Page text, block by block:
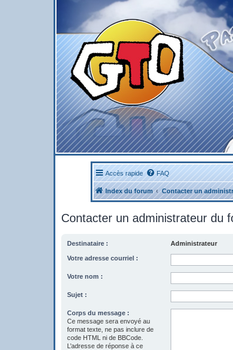
Accès rapide FAQ
Index du forum Contacter un
Contacter un administrateur du
Destinataire : Administrateur
Votre adresse courriel :
Votre nom :
Sujet :
Corps du message :
Ce message sera envoyé au
format texte, ne pas inclure de
code HTML ni de BBCode.
L’adresse de réponse à ce